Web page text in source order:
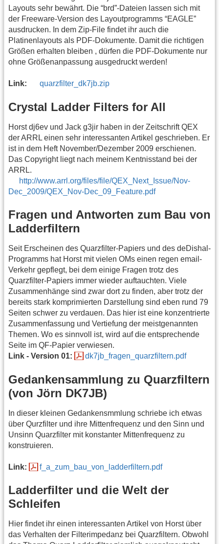
Layouts sehr bewährt. Die “brd”-Dateien lassen sich mit
der Freeware-Version des Layoutprogramms “EAGLE”
ausdrucken. In dem Zip-File findet ihr auch die
Platinenlayouts als PDF-Dokumente. Damit die richtigen
Größen erhalten bleiben , dürfen die PDF-Dokumente nur
ohne Größenanpassung ausgedruckt werden!
Link: quarzfilter_dk7jb.zip
Crystal Ladder Filters for All
Horst dj6ev und Jack g3jir haben in der Zeitschrift QEX
der ARRL einen sehr interessanten Artikel geschrieben. Er
ist in dem Heft November/Dezember 2009 erschienen.
Das Copyright liegt nach meinem Kentnisstand bei der
ARRL.
http://www.arrl.org/files/file/QEX_Next_Issue/Nov-
Dec_2009/QEX_Nov-Dec_09_Feature.pdf
Fragen und Antworten zum Bau von
Ladderfiltern
Seit Erscheinen des Quarzfilter-Papiers und des deDishal-
Programms hat Horst mit vielen OMs einen regen email-
Verkehr gepflegt, bei dem einige Fragen trotz des
Quarzfilter-Papiers immer wieder auftauchten. Viele
Zusammenhänge sind zwar dort zu finden, aber trotz der
bereits stark komprimierten Darstellung sind eben rund 79
Seiten schwer zu verdauen. Das hier ist eine konzentrierte
Zusammenfassung und Vertiefung der meistgenannten
Themen. Wo es sinnvoll ist, wird auf die entsprechende
Seite im QF-Papier verwiesen.
Link - Version 01:
dk7jb_fragen_quarzfiltern.pdf
Gedankensammlung zu Quarzfiltern
(von Jörn DK7JB)
In dieser kleinen Gedankensmmlung schriebe ich etwas
über Qurzfilter und ihre Mittenfrequenz und den Sinn und
Unsinn Quarzfilter mit konstanter Mittenfrequenz zu
konstruieren.
Link: f_a_zum_bau_von_ladderfiltern.pdf
Ladderfilter und die Welt der
Schleifen
Hier findet ihr einen interessanten Artikel von Horst über
das Verhalten der Filterimpedanz bei Quarzfiltern. Obwohl